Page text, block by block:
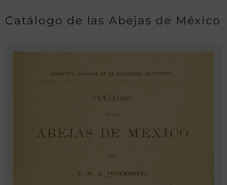
Catálogo de las Abejas de México